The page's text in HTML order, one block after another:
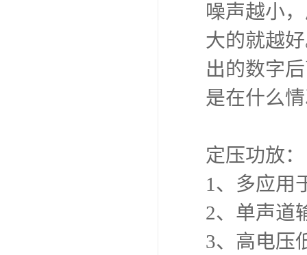
噪声越小
大的就越
出的数字
是在什么
定压功放：
1、多应用
2、单声道
3、高电压